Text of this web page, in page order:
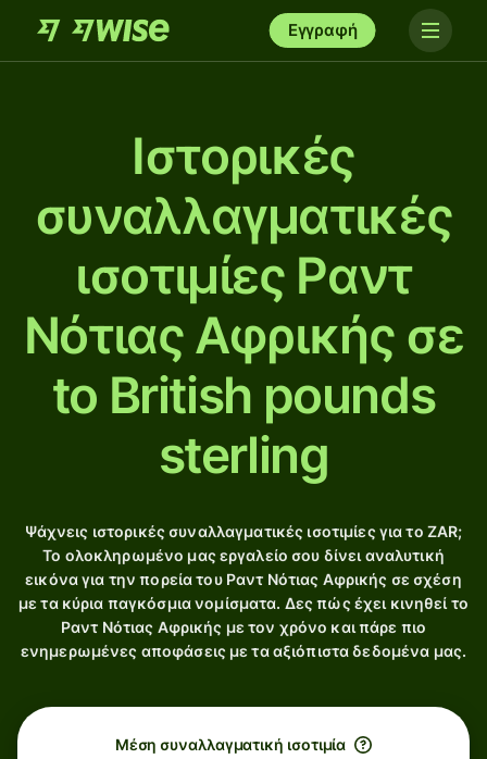
Εγγραφή
Ιστορικές
συναλλαγματικές
ισοτιμίες Ραντ
Νότιας Αφρικής σε
to British pounds
sterling
Ψάχνεις ιστορικές συναλλαγματικές ισοτιμίες για το ZAR;
Το ολοκληρωμένο μας εργαλείο σου δίνει αναλυτική
εικόνα για την πορεία του Ραντ Νότιας Αφρικής σε σχέση
με τα κύρια παγκόσμια νομίσματα. Δες πώς έχει κινηθεί το
Ραντ Νότιας Αφρικής με τον χρόνο και πάρε πιο
ενημερωμένες αποφάσεις με τα αξιόπιστα δεδομένα μας.
Μέση συναλλαγματική ισοτιμία